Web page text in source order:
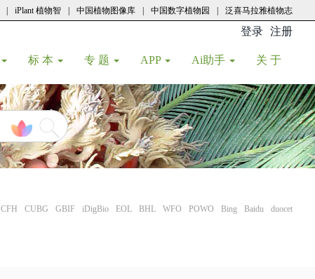
iPlant 植物智 中国植物图像库 中国数字植物园 泛喜马拉雅植物志
登录 注册
标 本 专 题 APP Ai助手 关 于
CFH CUBG GBIF iDigBio EOL BHL WFO POWO Bing Baidu duocet